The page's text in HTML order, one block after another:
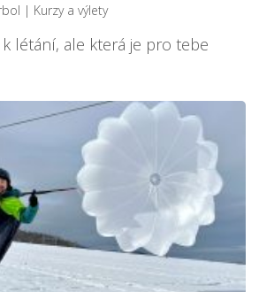
| Kurzy a výlety
létání, ale která je pro tebe